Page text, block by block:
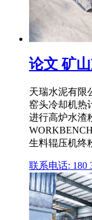
论文 矿
天瑞水泥有限
窑头冷却机热
进行高炉水渣
生料辊压机终
联系电话: 180